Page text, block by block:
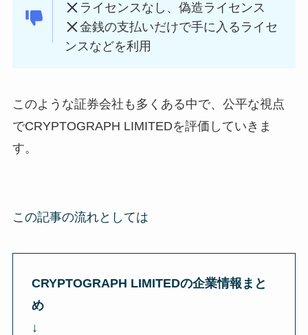
ライセンスなし、偽造ライセンス
金銭の支払いだけで手に入るライセ
ンスなどを利用
このような証券会社も多くある中で、公平な視点
でCRYPTOGRAPH LIMITEDを評価していきま
す。
この記事の流れとしては
CRYPTOGRAPH LIMITEDの企業情報まと
め
↓